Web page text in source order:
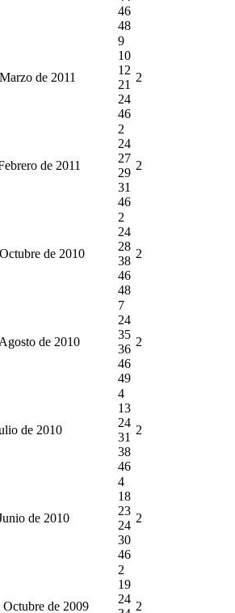
46
48
de 2011
9
10
12
21
24
46
2
de 2011
2
24
27
29
31
46
2
de 2010
2
24
28
38
46
48
2
de 2010
7
24
35
36
46
49
2
de 2010
4
13
24
31
38
46
2
de 2010
4
18
23
24
30
46
2
Octubre de 2009
2
19
24
2